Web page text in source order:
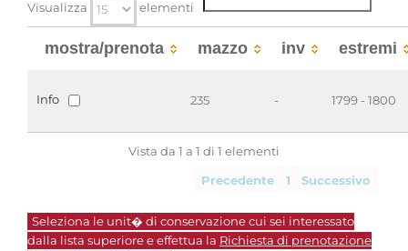
Visualizza elementi
mostra/prenota mazzo inv estremi
Info 235 - 1799 - 1800
Vista da 1 a 1 di 1 elementi
Precedente 1 Successivo
Seleziona le unit� di conservazione cui sei interessato
dalla lista superiore e effettua la Richiesta di prenotazione